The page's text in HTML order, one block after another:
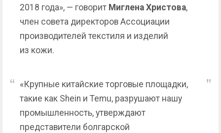
2018 года», — говорит Миглена Христова,
член совета директоров Ассоциации
производителей текстиля и изделий
из кожи.
«Крупные китайские торговые площадки,
такие как Shein и Temu, разрушают нашу
промышленность, утверждают
представители болгарской